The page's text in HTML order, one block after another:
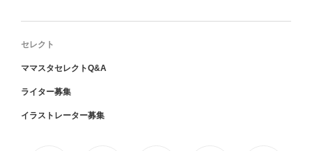
セレクト
ママスタセレクトQ&A
ライター募集
イラストレーター募集